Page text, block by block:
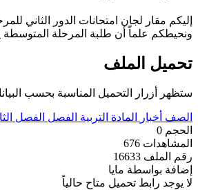
إليكم مقار لجان امتحانات الدور الثاني
ونحيطكم علماّ أن طلبة المرحلة المتوسطة يتقدمون لأداء امتحانات الدور الثاني يوم
تحميل الملف
ستظهر أزرار التحميل المناسبة بحسب
الصف أخبار المادة التربية الفصل الفصل
الحجم 0
المشاهدات 676
رقم الملف 16633
إضافة بواسطة مايا
لا يوجد رابط تحميل متاح حالياً